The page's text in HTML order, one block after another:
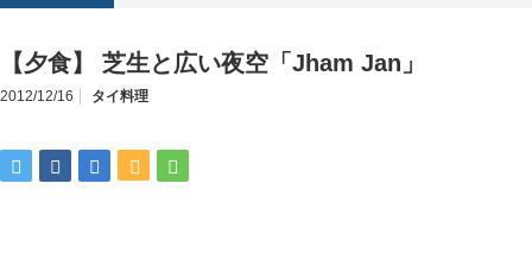
【夕食】 芝生と広い夜空「Jham Jan」
2012/12/16 タイ料理